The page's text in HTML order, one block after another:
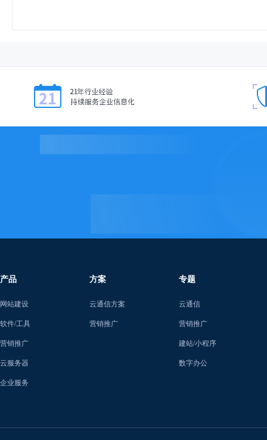
产品
网站建设
软件/工具
营销推广
云服务器
企业服务
方案
云通信方案
营销推广
专题
云通信
营销推广
建站/小程序
数字办公